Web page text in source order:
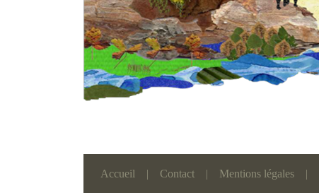
Accueil | Contact | Mentions légales |